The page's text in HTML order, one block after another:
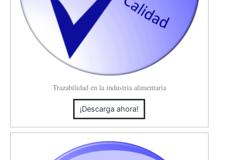
Trazabilidad en la industria alimentaria
¡Descarga ahora!